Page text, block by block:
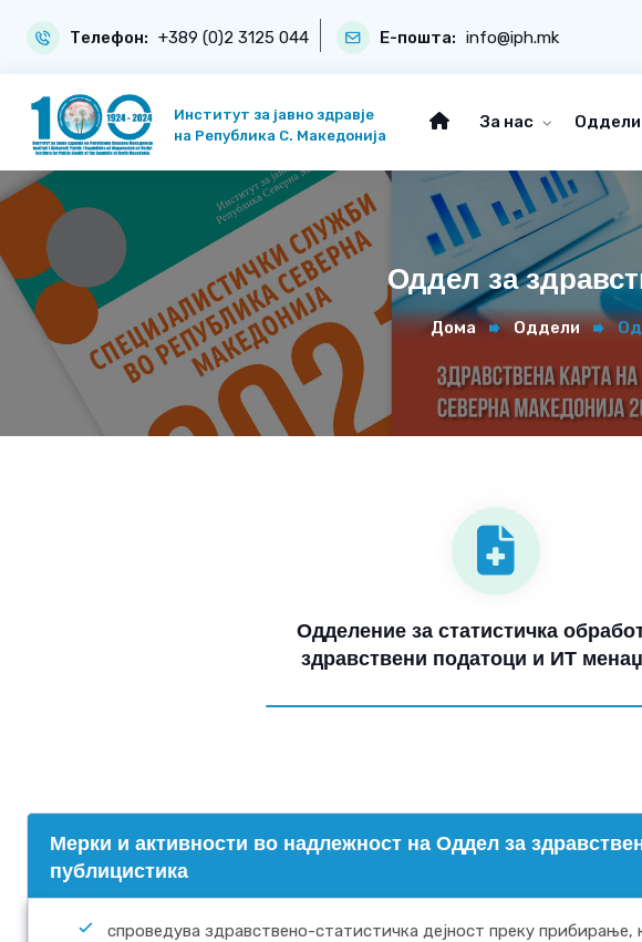
Телефон: +389 (0)2 3125 044 Е-пошта: info@iph.mk
Институт за јавно здравје
на Република С. Македонија
За нас Оддели
Оддел за
Дома Оддели
Одделение за статистичка
здравствени податоци и ИТ
Mерки и активности во надлежност на Оддел за
публицистика
спроведува здравствено-статистичка дејност преку прибирање,